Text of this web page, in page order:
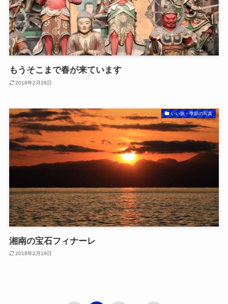
もうそこまで春が来ています
2018年2月26日
いい旅・季節の写真
湘南の宝石フィナーレ
2018年2月19日